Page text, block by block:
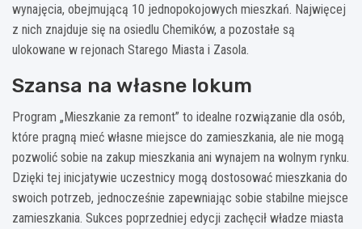
wynajęcia, obejmującą 10 jednopokojowych mieszkań. Najwięcej
z nich znajduje się na osiedlu Chemików, a pozostałe są
ulokowane w rejonach Starego Miasta i Zasola.
Szansa na własne lokum
Program „Mieszkanie za remont” to idealne rozwiązanie dla osób,
które pragną mieć własne miejsce do zamieszkania, ale nie mogą
pozwolić sobie na zakup mieszkania ani wynajem na wolnym rynku.
Dzięki tej inicjatywie uczestnicy mogą dostosować mieszkania do
swoich potrzeb, jednocześnie zapewniając sobie stabilne miejsce
zamieszkania. Sukces poprzedniej edycji zachęcił władze miasta